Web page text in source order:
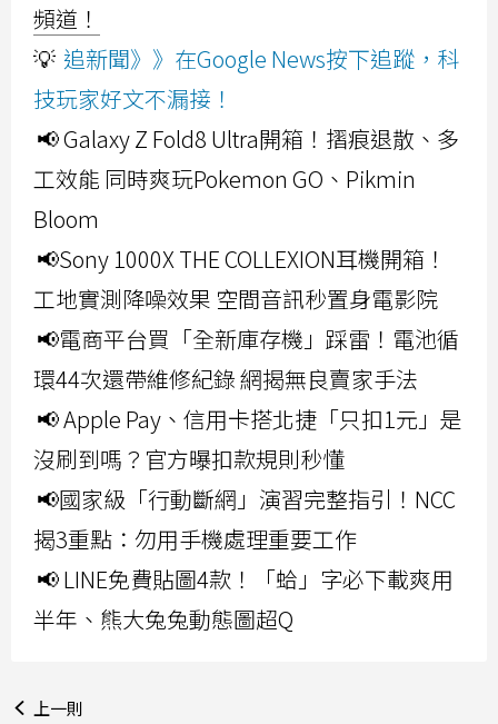
頻道！
💡 追新聞》》在Google News按下追蹤，科
技玩家好文不漏接！
📢 Galaxy Z Fold8 Ultra開箱！摺痕退散、多
工效能 同時爽玩Pokemon GO、Pikmin
Bloom
📢Sony 1000X THE COLLEXION耳機開箱！
工地實測降噪效果 空間音訊秒置身電影院
📢電商平台買「全新庫存機」踩雷！電池循
環44次還帶維修紀錄 網揭無良賣家手法
📢 Apple Pay、信用卡搭北捷「只扣1元」是
沒刷到嗎？官方曝扣款規則秒懂
📢國家級「行動斷網」演習完整指引！NCC
揭3重點：勿用手機處理重要工作
📢 LINE免費貼圖4款！「蛤」字必下載爽用
半年、熊大兔兔動態圖超Q
上一則